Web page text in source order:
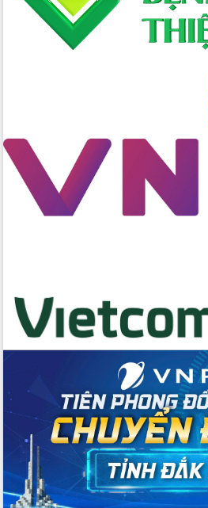
Huy giữ chức Bí thư Đảng ủy Ủy Ban
Nhân dân tỉnh
Bệnh án điện tử thúc đẩy chuyển đổi
chức diễn tập trước ngày bầu cử
Chương trình “Gặp gỡ hữu nghị –
Friendship Meeting New Year 2026”
Bầu cử Quốc hội và HĐND: Cử tri Đắk
Lắk gửi gắm niềm tin, kỳ vọng vào lá
2026-2031
Đảm bảo cuộc bầu cử đại biểu Quốc
hội và đại biểu HĐND các cấp diễn ra
an toàn, hiệu quả, đúng quy định
Thủ tướng Chính phủ Phạm Minh Chính
kiểm tra, chỉ đạo hoàn thành các dự
án cao tốc và thăm khu tái định cư tại
Đắk Lắk
Sôi nổi Hội đua ngựa truyền thống Gò
Thì Thùng mừng Xuân Bính Ngọ 2026
Lãnh đạo tỉnh dâng hương tưởng niệm
tại Đập Đồng Cam đầu Xuân Bính Ngọ
Ngành nông nghiệp phấn đấu tăng